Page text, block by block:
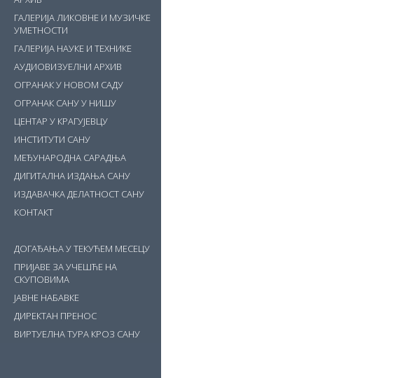
ГАЛЕРИЈА ЛИКОВНЕ И МУЗИЧКЕ
УМЕТНОСТИ
ГАЛЕРИЈА НАУКЕ И ТЕХНИКЕ
АУДИОВИЗУЕЛНИ АРХИВ
ОГРАНАК У НОВОМ САДУ
ОГРАНАК САНУ У НИШУ
ЦЕНТАР У КРАГУЈЕВЦУ
ИНСТИТУТИ САНУ
МЕЂУНАРОДНА САРАДЊА
ДИГИТАЛНА ИЗДАЊА САНУ
ИЗДАВАЧКА ДЕЛАТНОСТ САНУ
КОНТАКТ
ДОГАЂАЊА У ТЕКУЋЕМ МЕСЕЦУ
ПРИЈАВЕ ЗА УЧЕШЋЕ НА
СКУПОВИМА
ЈАВНЕ НАБАВКЕ
ДИРЕКТАН ПРЕНОС
ВИРТУЕЛНА ТУРА КРОЗ САНУ